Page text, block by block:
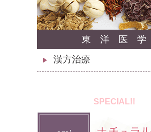
東洋医学
▶ 漢方治療
SPECIAL!!